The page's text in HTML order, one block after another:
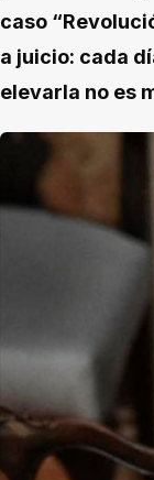
caso
a juicio: cada
elevarla no es